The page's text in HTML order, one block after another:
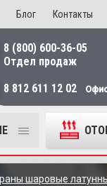
Блог Контакты
8 (800) 600-36-05
Отдел продаж
8 812 611 12 02
шаровые